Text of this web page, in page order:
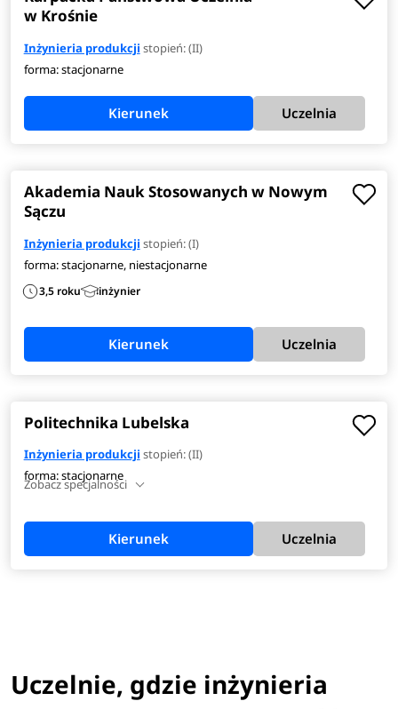
w Krośnie
Inżynieria produkcji stopień: (II)
forma: stacjonarne
Kierunek Uczelnia
Akademia Nauk Stosowanych w Nowym
Sączu
Inżynieria produkcji stopień: (I)
forma: stacjonarne, niestacjonarne
3,5 roku inżynier
Kierunek Uczelnia
Politechnika Lubelska
Inżynieria produkcji stopień: (II)
forma: stacjonarne
Zobacz specjalności
Kierunek Uczelnia
Uczelnie, gdzie inżynieria